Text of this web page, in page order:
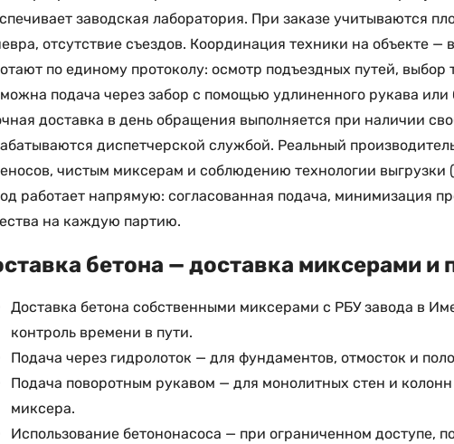
заводская лаборатория. При заказе учитываются
отсутствие съездов. Координация техники на объекте —
по единому протоколу: осмотр подъездных путей, выбор
подача через забор с помощью удлиненного рукава
доставка в день обращения выполняется при наличии
диспетчерской службой. Реальный
чистым миксерам и соблюдению технологии выгрузки
работает напрямую: согласованная подача, минимизация
на каждую партию.
бетона — доставка миксерами и
Доставка бетона собственными миксерами с РБУ завода в
контроль времени в пути.
Подача через гидролоток — для фундаментов, отмосток и
Подача поворотным рукавом — для монолитных стен и
миксера.
Использование бетононасоса — при ограниченном доступе,